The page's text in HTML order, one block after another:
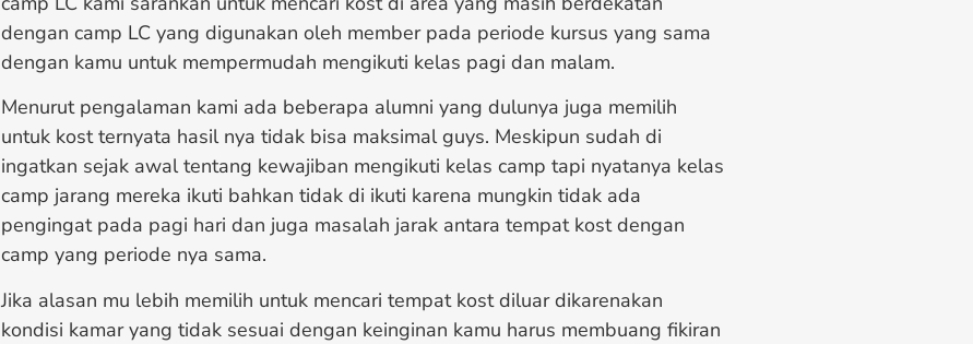
dengan camp LC yang digunakan oleh member pada periode kursus yang sama
dengan kamu untuk mempermudah mengikuti kelas pagi dan malam.
Menurut pengalaman kami ada beberapa alumni yang dulunya juga memilih
untuk kost ternyata hasil nya tidak bisa maksimal guys. Meskipun sudah di
ingatkan sejak awal tentang kewajiban mengikuti kelas camp tapi nyatanya kelas
camp jarang mereka ikuti bahkan tidak di ikuti karena mungkin tidak ada
pengingat pada pagi hari dan juga masalah jarak antara tempat kost dengan
camp yang periode nya sama.
Jika alasan mu lebih memilih untuk mencari tempat kost diluar dikarenakan
kondisi kamar yang tidak sesuai dengan keinginan kamu harus membuang fikiran